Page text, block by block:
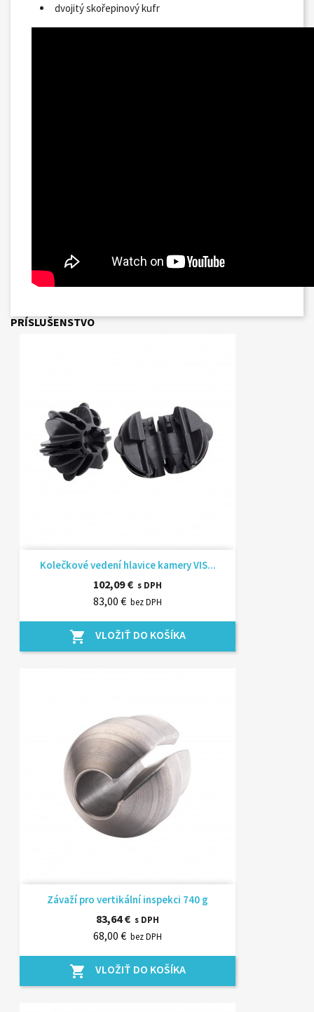
dvojitý skořepinový kufr
PRÍSLUŠENSTVO
Kolečkové vedení hlavice kamery VIS...
102,09 € s DPH
83,00 € bez DPH
shopping_cart VLOŽIŤ DO KOŠÍKA
Závaží pro vertikální inspekci 740 g
83,64 € s DPH
68,00 € bez DPH
shopping_cart VLOŽIŤ DO KOŠÍKA